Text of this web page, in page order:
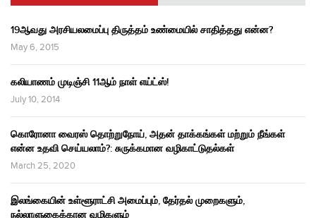
19ஆவது அரசியலமைப்பு திருத்தம் உண்மையில் சாதித்தது என்ன?
May 6, 2015
கலியாணம் முடிஞ்சி 11ஆம் நாள் எய்ட்ஸ்!
July 10, 2014
கொரோனா வைரஸ் தொற்றுநோய், அதன் தாக்கங்கள் மற்றும் நீங்கள்
என்ன உதவி செய்யலாம்?: சுருக்கமான வழிகாட்டுதல்கள்
March 25, 2020
இலங்கையின் உள்ளூராட்சி அமைப்பும், தேர்தல் முறைகளும்,
நல்லாளுகைக்கான வழிகளும்